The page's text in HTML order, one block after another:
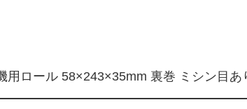
用ロール 58×243×35mm 裏巻 ミシン目